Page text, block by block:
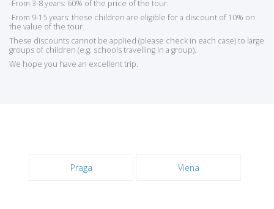
-From 3-8 years: 60% of the price of the tour.
-From 9-15 years: these children are eligible for a discount of 10% on
the value of the tour.
These discounts cannot be applied (please check in each case) to large
groups of children (e.g. schools travelling in a group).
We hope you have an excellent trip.
Praga Viena